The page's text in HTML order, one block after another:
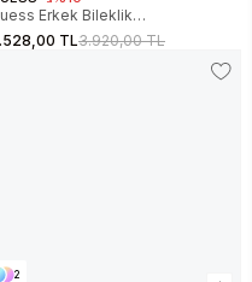
Erkek Bileklik
TL3.920,00 TL
2